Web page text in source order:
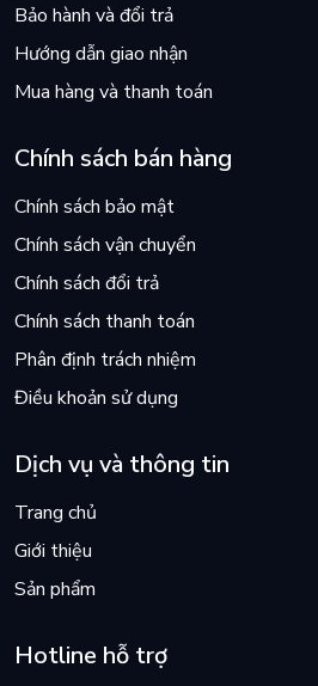
Bảo hành và đổi trả
Hướng dẫn giao nhận
Mua hàng và thanh toán
Chính sách bán hàng
Chính sách bảo mật
Chính sách vận chuyển
Chính sách đổi trả
Chính sách thanh toán
Phân định trách nhiệm
Điều khoản sử dụng
Dịch vụ và thông tin
Trang chủ
Giới thiệu
Sản phẩm
Hotline hỗ trợ